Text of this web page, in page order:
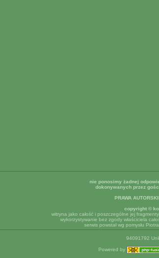
nie ponosimy żadnej
dokonywanych przez
PRAWA
copyright ©
witryna jako całość i poszczególne jej
wykorzystywanie bez zgody właściciela
serwis powstał wg pomysłu
94091792
Powered by